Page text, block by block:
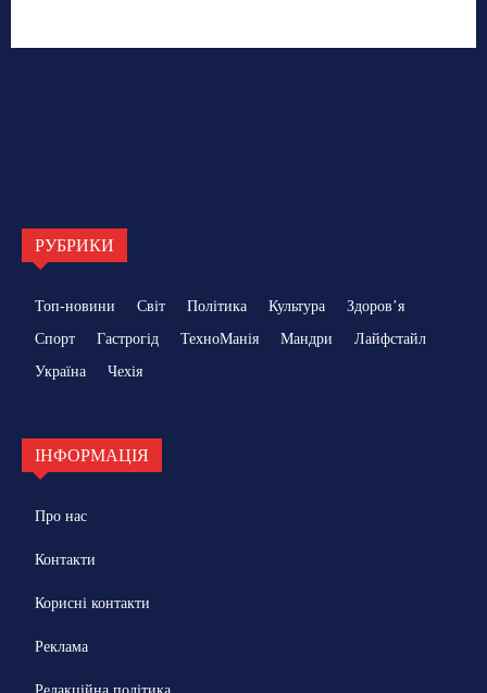
РУБРИКИ
Топ-новини Світ Політика Культура
Здоровʼя
Спорт
Гастрогід ТехноМанія Мандри
Лайфстайл
Україна
Чехія
ІНФОРМАЦІЯ
Про нас
Контакти
Корисні контакти
Реклама